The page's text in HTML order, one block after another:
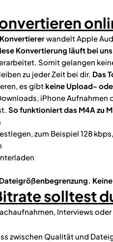
wandelt Apple
Konvertierung läuft bei
Somit gelangen
zu jeder Zeit bei dir. Das
es gibt keine Upload-
iPhone
So funktioniert das M4A zu
zum Beispiel 128
solltest
Interviews
zwischen Qualität und